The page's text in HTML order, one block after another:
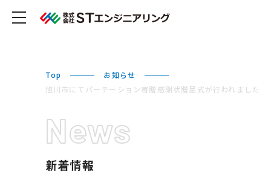
Top
お知らせ
旭川市にてパーテーション寄贈感謝状贈呈式が行われました
News
新着情報